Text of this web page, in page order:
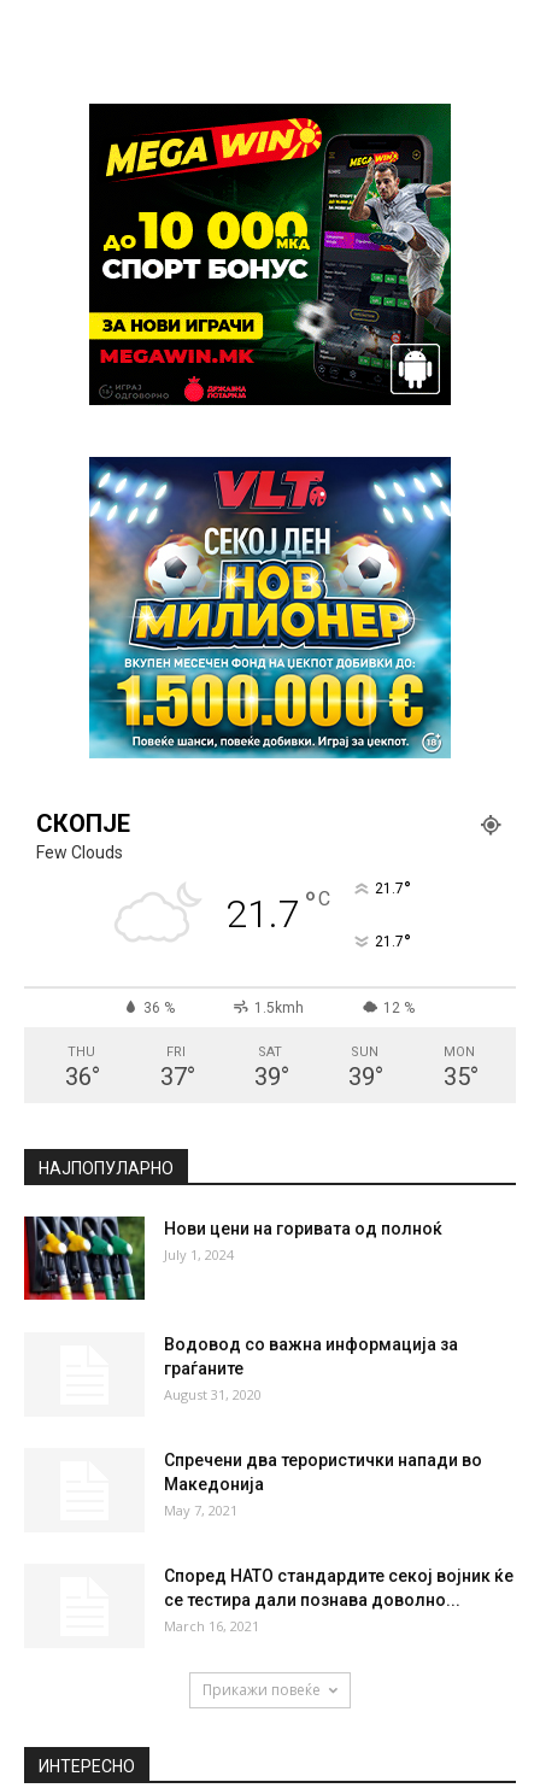
СКОПЈЕ
Few Clouds
21.7 °C 21.7°
21.7°
36 % 1.5kmh 12 %
THU
36°
FRI
37°
SAT
39°
SUN
39°
MON
35°
НАЈПОПУЛАРНО
Нови цени на горивата од полноќ
July 1, 2024
Водовод со важна информација за
граѓаните
August 31, 2020
Спречени два терористички напади во
Македонија
May 7, 2021
Според НАТО стандардите секој војник ќе
се тестира дали познава доволно...
March 16, 2021
Прикажи повеќе
ИНТЕРЕСНО